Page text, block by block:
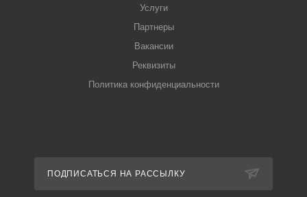
Услуги
Партнеры
Вакансии
Реквизиты
Политика конфиденциальности
ПОДПИСАТЬСЯ НА РАССЫЛКУ